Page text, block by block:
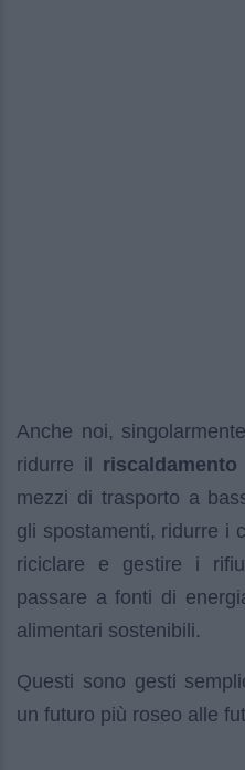
Anche noi,
ridurre il riscaldamento
mezzi di trasporto a
gli spostamenti, ridurre i
riciclare e gestire i
passare a fonti di
alimentari sostenibili.
Questi sono gesti
un futuro più roseo alle